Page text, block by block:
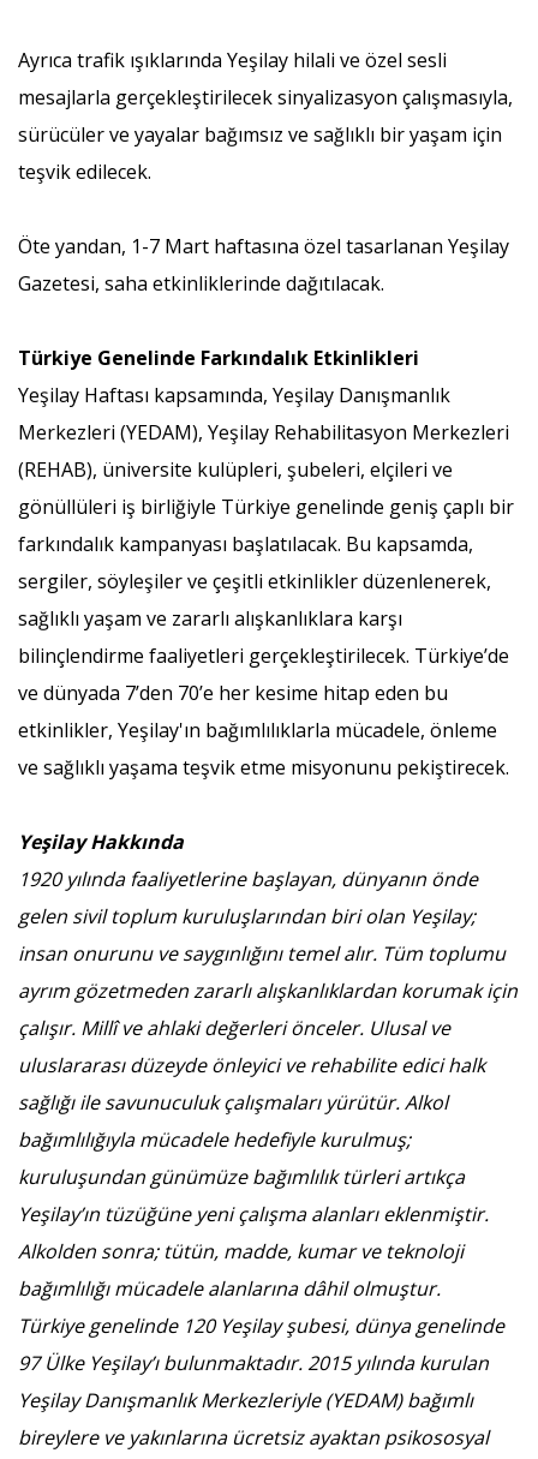
Ayrıca trafik ışıklarında Yeşilay hilali ve özel sesli
mesajlarla gerçekleştirilecek sinyalizasyon çalışmasıyla,
sürücüler ve yayalar bağımsız ve sağlıklı bir yaşam için
teşvik edilecek.
Öte yandan, 1-7 Mart haftasına özel tasarlanan Yeşilay
Gazetesi, saha etkinliklerinde dağıtılacak.
Türkiye Genelinde Farkındalık Etkinlikleri
Yeşilay Haftası kapsamında, Yeşilay Danışmanlık
Merkezleri (YEDAM), Yeşilay Rehabilitasyon Merkezleri
(REHAB), üniversite kulüpleri, şubeleri, elçileri ve
gönüllüleri iş birliğiyle Türkiye genelinde geniş çaplı bir
farkındalık kampanyası başlatılacak. Bu kapsamda,
sergiler, söyleşiler ve çeşitli etkinlikler düzenlenerek,
sağlıklı yaşam ve zararlı alışkanlıklara karşı
bilinçlendirme faaliyetleri gerçekleştirilecek. Türkiye’de
ve dünyada 7’den 70’e her kesime hitap eden bu
etkinlikler, Yeşilay'ın bağımlılıklarla mücadele, önleme
ve sağlıklı yaşama teşvik etme misyonunu pekiştirecek.
Yeşilay Hakkında
1920 yılında faaliyetlerine başlayan, dünyanın önde
gelen sivil toplum kuruluşlarından biri olan Yeşilay;
insan onurunu ve saygınlığını temel alır. Tüm toplumu
ayrım gözetmeden zararlı alışkanlıklardan korumak için
çalışır. Millî ve ahlaki değerleri önceler. Ulusal ve
uluslararası düzeyde önleyici ve rehabilite edici halk
sağlığı ile savunuculuk çalışmaları yürütür. Alkol
bağımlılığıyla mücadele hedefiyle kurulmuş;
kuruluşundan günümüze bağımlılık türleri artıkça
Yeşilay’ın tüzüğüne yeni çalışma alanları eklenmiştir.
Alkolden sonra; tütün, madde, kumar ve teknoloji
bağımlılığı mücadele alanlarına dâhil olmuştur.
Türkiye genelinde 120 Yeşilay şubesi, dünya genelinde
97 Ülke Yeşilay’ı bulunmaktadır. 2015 yılında kurulan
Yeşilay Danışmanlık Merkezleriyle (YEDAM) bağımlı
bireylere ve yakınlarına ücretsiz ayaktan psikososyal